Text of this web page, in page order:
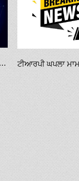
ਦੀ ਮੌਤ ਖ਼ਿਲਾਫ਼ ਮੁਜ਼ਾਹਰਿਆਂ ’ਚ 26 ਮੌਤਾਂ